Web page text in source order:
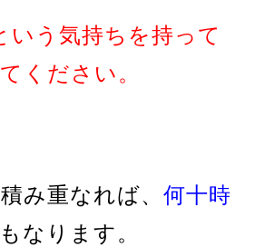
いう気持ちを持って
ください。
み重なれば、何十時
なります。